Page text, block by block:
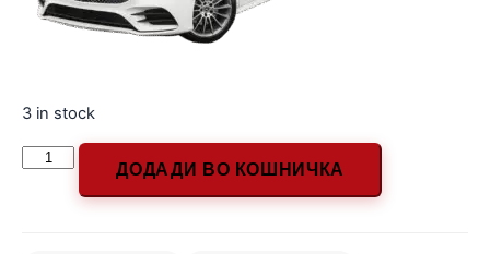
3 in stock
ДОДАДИ ВО КОШНИЧКА